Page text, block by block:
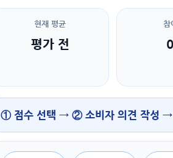
현재 평균
평가 전
참
① 점수 선택 → ② 소비자 의견 작성 →